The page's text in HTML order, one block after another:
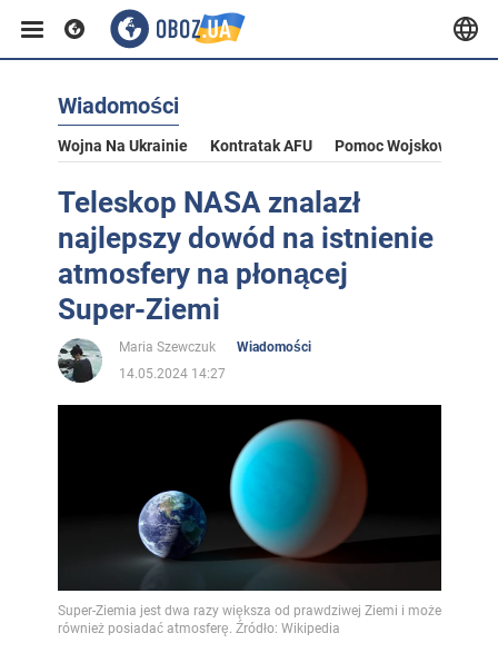
Wiadomości
Wojna Na Ukrainie Kontratak AFU Pomoc Wojskowa Dla
Teleskop NASA znalazł
najlepszy dowód na istnienie
atmosfery na płonącej
Super-Ziemi
Maria Szewczuk
Wiadomości
14.05.2024 14:27
Super-Ziemia jest dwa razy większa od prawdziwej Ziemi i może
również posiadać atmosferę. Źródło: Wikipedia